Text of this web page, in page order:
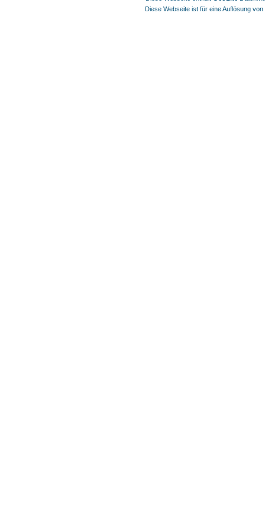
Diese Webseite ist für eine Auflösung